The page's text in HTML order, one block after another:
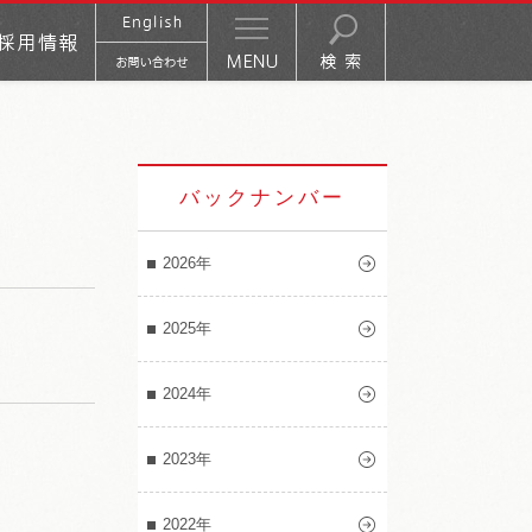
バックナンバー
2026年
2025年
2024年
2023年
2022年